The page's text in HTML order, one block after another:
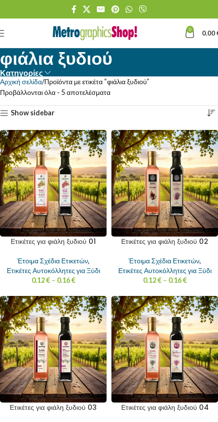
0 0.00
φιάλια ξυδιού
Κατηγορίες
Αρχική σελίδα Προϊόντα με ετικέτα “φιάλια ξυδιού”
Προβάλλονται όλα - 5 αποτελέσματα
Show sidebar
Ετικέτες για φιάλη ξυδιού 01
Έτοιμα Σχέδια Ετικετών,
Ετικέτες Αυτοκόλλητες για Ξύδι
0.12€ – 0.16€
Ετικέτες για φιάλη ξυδιού 02
Έτοιμα Σχέδια Ετικετών,
Ετικέτες Αυτοκόλλητες για Ξύδι
0.12€ – 0.16€
Ετικέτες για φιάλη ξυδιού 03 Ετικέτες για φιάλη ξυδιού 04